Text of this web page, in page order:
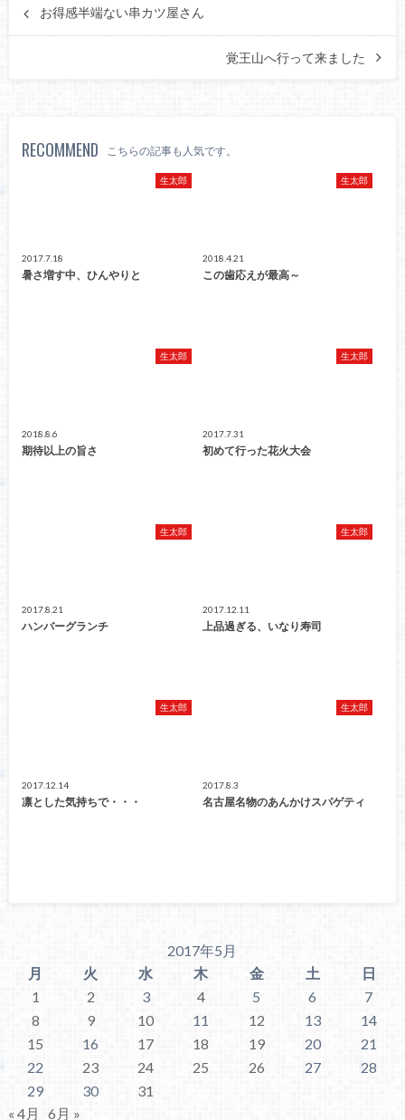
お得感半端ない串カツ屋さん
覚王山へ行って来ました
RECOMMEND こちらの記事も人気です。
生太郎
2017.7.18
暑さ増す中、ひんやりと
生太郎
2018.4.21
この歯応えが最高～
生太郎
2018.8.6
期待以上の旨さ
生太郎
2017.7.31
初めて行った花火大会
生太郎
2017.8.21
ハンバーグランチ
生太郎
2017.12.11
上品過ぎる、いなり寿司
生太郎
2017.12.14
凛とした気持ちで・・・
生太郎
2017.8.3
名古屋名物のあんかけスパゲティ
2017年5月
月
火 水 木 金 土
日
1
2 3 4 5 6
7
8
9 10 11 12 13
14
15
16 17 18 19 20
21
22
23 24 25 26 27
28
29
30
31
« 4月
6月 »